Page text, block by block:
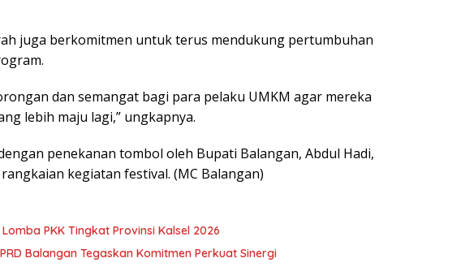
juga berkomitmen untuk terus mendukung pertumbuhan
dan semangat bagi para pelaku UMKM agar mereka
lebih maju lagi,” ungkapnya.
penekanan tombol oleh Bupati Balangan, Abdul Hadi,
kegiatan festival. (MC Balangan)
PKK Tingkat Provinsi Kalsel 2026
Balangan Tegaskan Komitmen Perkuat Sinergi